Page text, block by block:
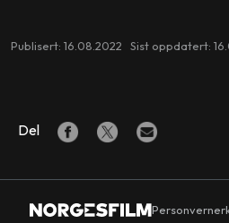
Publisert: 16.08.2022 Sist oppdatert:
Del